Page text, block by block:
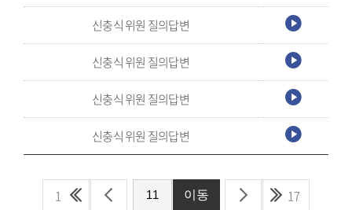
신충식 위원 질의답변
신충식 위원 질의답변
신충식 위원 질의답변
신충식 위원 질의답변
1 17